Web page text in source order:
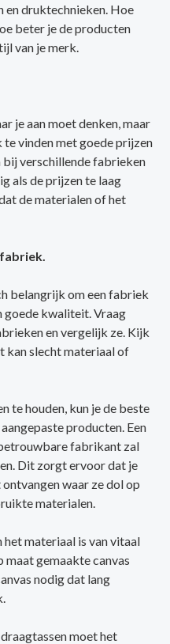
en druktechnieken. Hoe
beter je de producten
van je merk.
je aan moet denken, maar
vinden met goede prijzen
verschillende fabrieken
als de prijzen te laag
de materialen of het
belangrijk om een fabriek
goede kwaliteit. Vraag
en vergelijk ze. Kijk
kan slecht materiaal of
te houden, kun je de beste
producten. Een
fabrikant zal
Dit zorgt ervoor dat je
waar ze dol op
materialen.
materiaal is van vitaal
gemaakte canvas
nodig dat lang
moet het